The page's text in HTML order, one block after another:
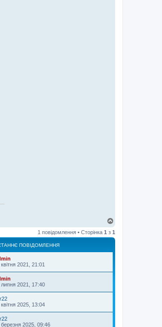
г
о
1 повідомлення • Сторінка 1 з 1
ПОВІДОМЛЕННЯ
2021, 21:01
липня 2021, 17:40
2025, 13:04
березня 2025, 09:46